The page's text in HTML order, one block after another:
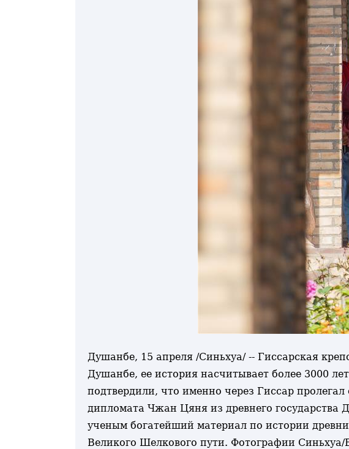
Душанбе, 15 апреля /Синьхуа/ -- Гиссарская
Душанбе, ее история насчитывает более 3000
подтвердили, что именно через Гиссар
дипломата Чжан Цяня из древнего государства
ученым богатейший материал по истории
Великого Шелкового пути. Фотографии